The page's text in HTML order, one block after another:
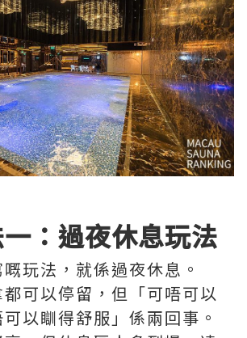
：過夜休息玩法
玩法，就係過夜休息。
可以停留，但「可唔可以
以瞓得舒服」係兩回事。